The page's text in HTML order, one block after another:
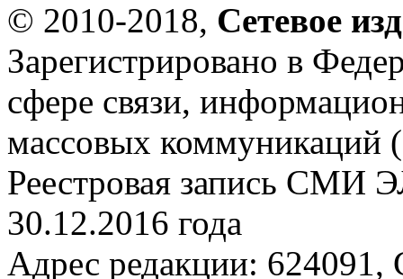
© 2010-2018, Сетевое
Зарегистрировано в
сфере связи,
массовых коммуникаций
Реестровая запись СМИ
30.12.2016 года
Адрес редакции: 624091,